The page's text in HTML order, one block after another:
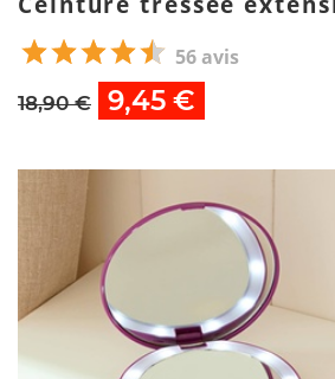
56 avis
18,90 € 9,45 €